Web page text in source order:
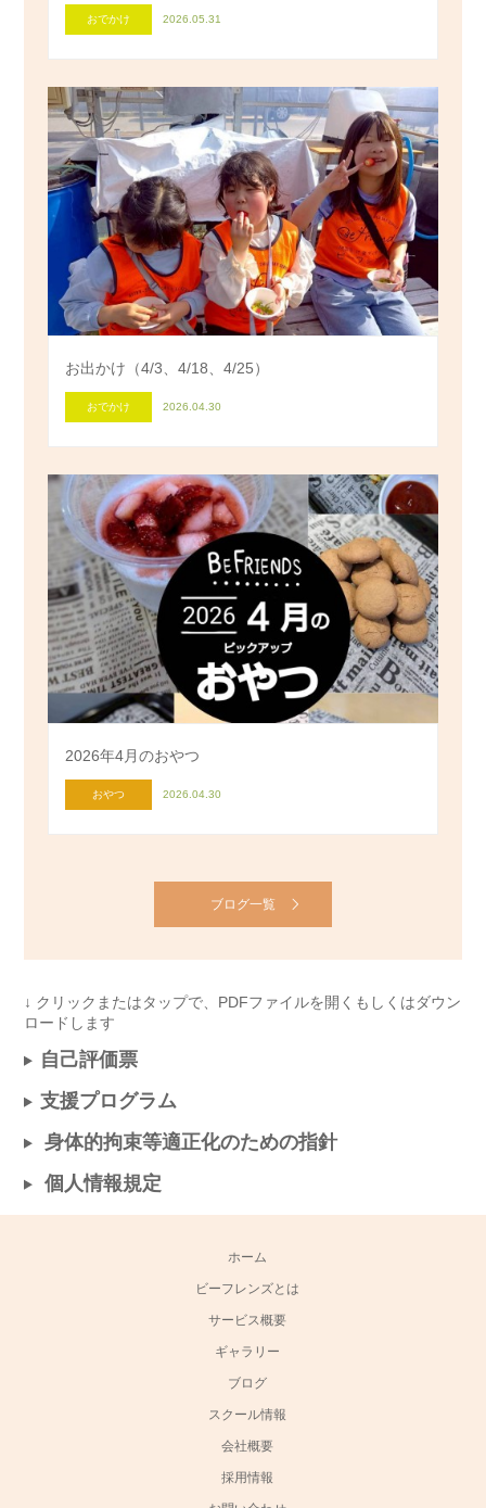
ブログ一覧
おでかけ 2026.05.31
お出かけ（4/3、4/18、4/25）
おでかけ 2026.04.30
2026年4月のおやつ
おやつ 2026.04.30
↓ クリックまたはタップで、PDFファイルを開くもしくはダウン
ロードします
自己評価票
支援プログラム
身体的拘束等適正化のための指針
個人情報規定
ホーム
ビーフレンズとは
サービス概要
ギャラリー
ブログ
スクール情報
会社概要
採用情報